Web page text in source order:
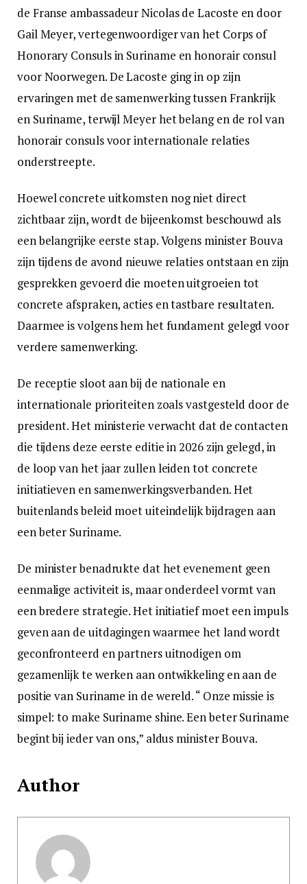
de Franse ambassadeur Nicolas de Lacoste en door
Gail Meyer, vertegenwoordiger van het Corps of
Honorary Consuls in Suriname en honorair consul
voor Noorwegen. De Lacoste ging in op zijn
ervaringen met de samenwerking tussen Frankrijk
en Suriname, terwijl Meyer het belang en de rol van
honorair consuls voor internationale relaties
onderstreepte.
Hoewel concrete uitkomsten nog niet direct
zichtbaar zijn, wordt de bijeenkomst beschouwd als
een belangrijke eerste stap. Volgens minister Bouva
zijn tijdens de avond nieuwe relaties ontstaan en zijn
gesprekken gevoerd die moeten uitgroeien tot
concrete afspraken, acties en tastbare resultaten.
Daarmee is volgens hem het fundament gelegd voor
verdere samenwerking.
De receptie sloot aan bij de nationale en
internationale prioriteiten zoals vastgesteld door de
president. Het ministerie verwacht dat de contacten
die tijdens deze eerste editie in 2026 zijn gelegd, in
de loop van het jaar zullen leiden tot concrete
initiatieven en samenwerkingsverbanden. Het
buitenlands beleid moet uiteindelijk bijdragen aan
een beter Suriname.
De minister benadrukte dat het evenement geen
eenmalige activiteit is, maar onderdeel vormt van
een bredere strategie. Het initiatief moet een impuls
geven aan de uitdagingen waarmee het land wordt
geconfronteerd en partners uitnodigen om
gezamenlijk te werken aan ontwikkeling en aan de
positie van Suriname in de wereld. “ Onze missie is
simpel: to make Suriname shine. Een beter Suriname
begint bij ieder van ons,” aldus minister Bouva.
Author